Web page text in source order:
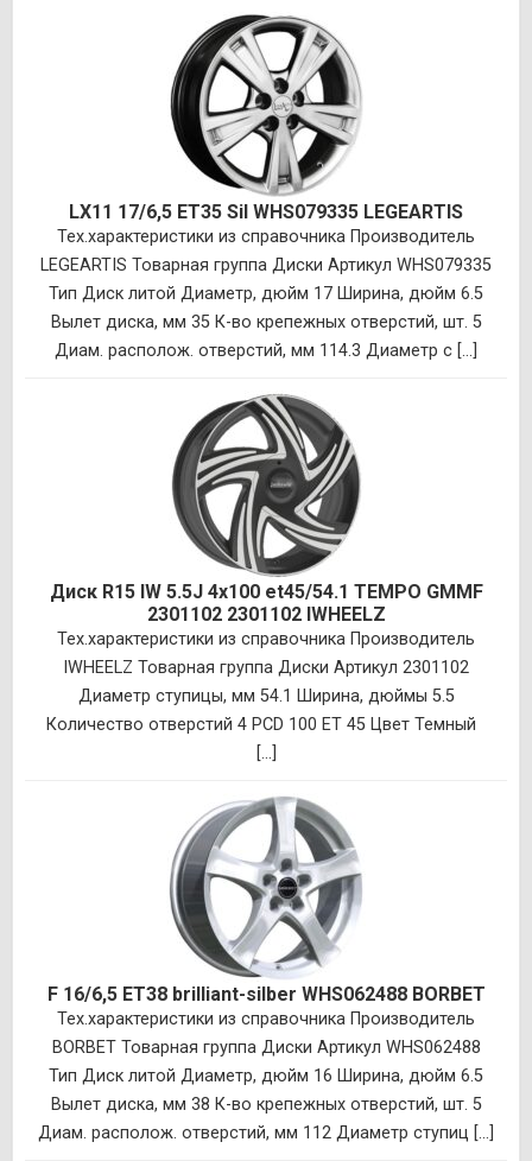
LX11 17/6,5 ET35 Sil WHS079335 LEGEARTIS
Тех.характеристики из справочника Производитель
LEGEARTIS Товарная группа Диски Артикул WHS079335
Тип Диск литой Диаметр, дюйм 17 Ширина, дюйм 6.5
Вылет диска, мм 35 К-во крепежных отверстий, шт. 5
Диам. располож. отверстий, мм 114.3 Диаметр с [...]
Диск R15 IW 5.5J 4х100 et45/54.1 TEMPO GMMF
2301102 2301102 IWHEELZ
Тех.характеристики из справочника Производитель
IWHEELZ Товарная группа Диски Артикул 2301102
Диаметр ступицы, мм 54.1 Ширина, дюймы 5.5
Количество отверстий 4 PCD 100 ET 45 Цвет Темный
[...]
F 16/6,5 ET38 brilliant-silber WHS062488 BORBET
Тех.характеристики из справочника Производитель
BORBET Товарная группа Диски Артикул WHS062488
Тип Диск литой Диаметр, дюйм 16 Ширина, дюйм 6.5
Вылет диска, мм 38 К-во крепежных отверстий, шт. 5
Диам. располож. отверстий, мм 112 Диаметр ступиц [...]